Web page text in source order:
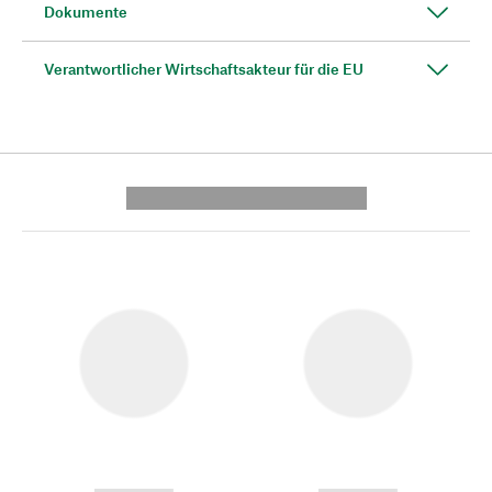
Dokumente
Verantwortlicher Wirtschaftsakteur für die EU